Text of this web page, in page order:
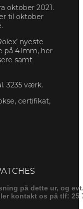
oktober 2021.
til oktober
nyeste
på 41mm, her
samt
3235 værk.
certifikat,
på dette ur, og
kontakt os på tlf: 25